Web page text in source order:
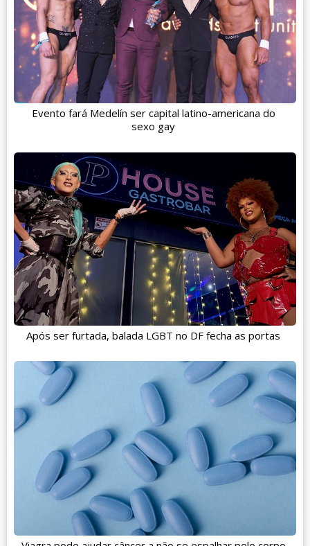
Evento fará Medelín ser capital latino-americana do
sexo gay
Após ser furtada, balada LGBT no DF fecha as portas